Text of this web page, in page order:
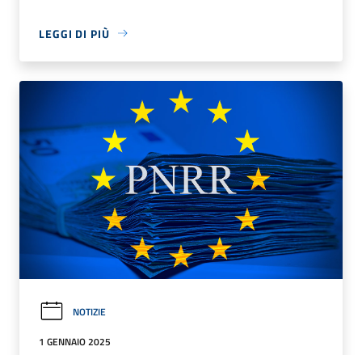
LEGGI DI PIÙ
NOTIZIE
1 GENNAIO 2025